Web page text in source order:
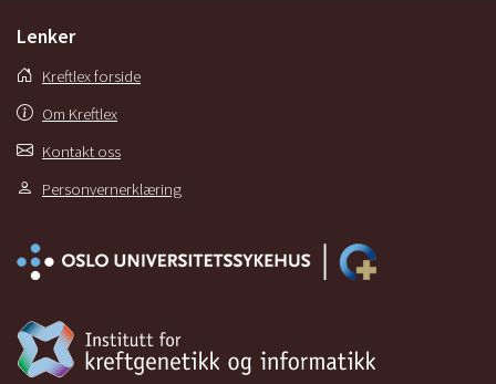
Lenker
Kreftlex forside
Om Kreftlex
Kontakt oss
Personvernerklæring